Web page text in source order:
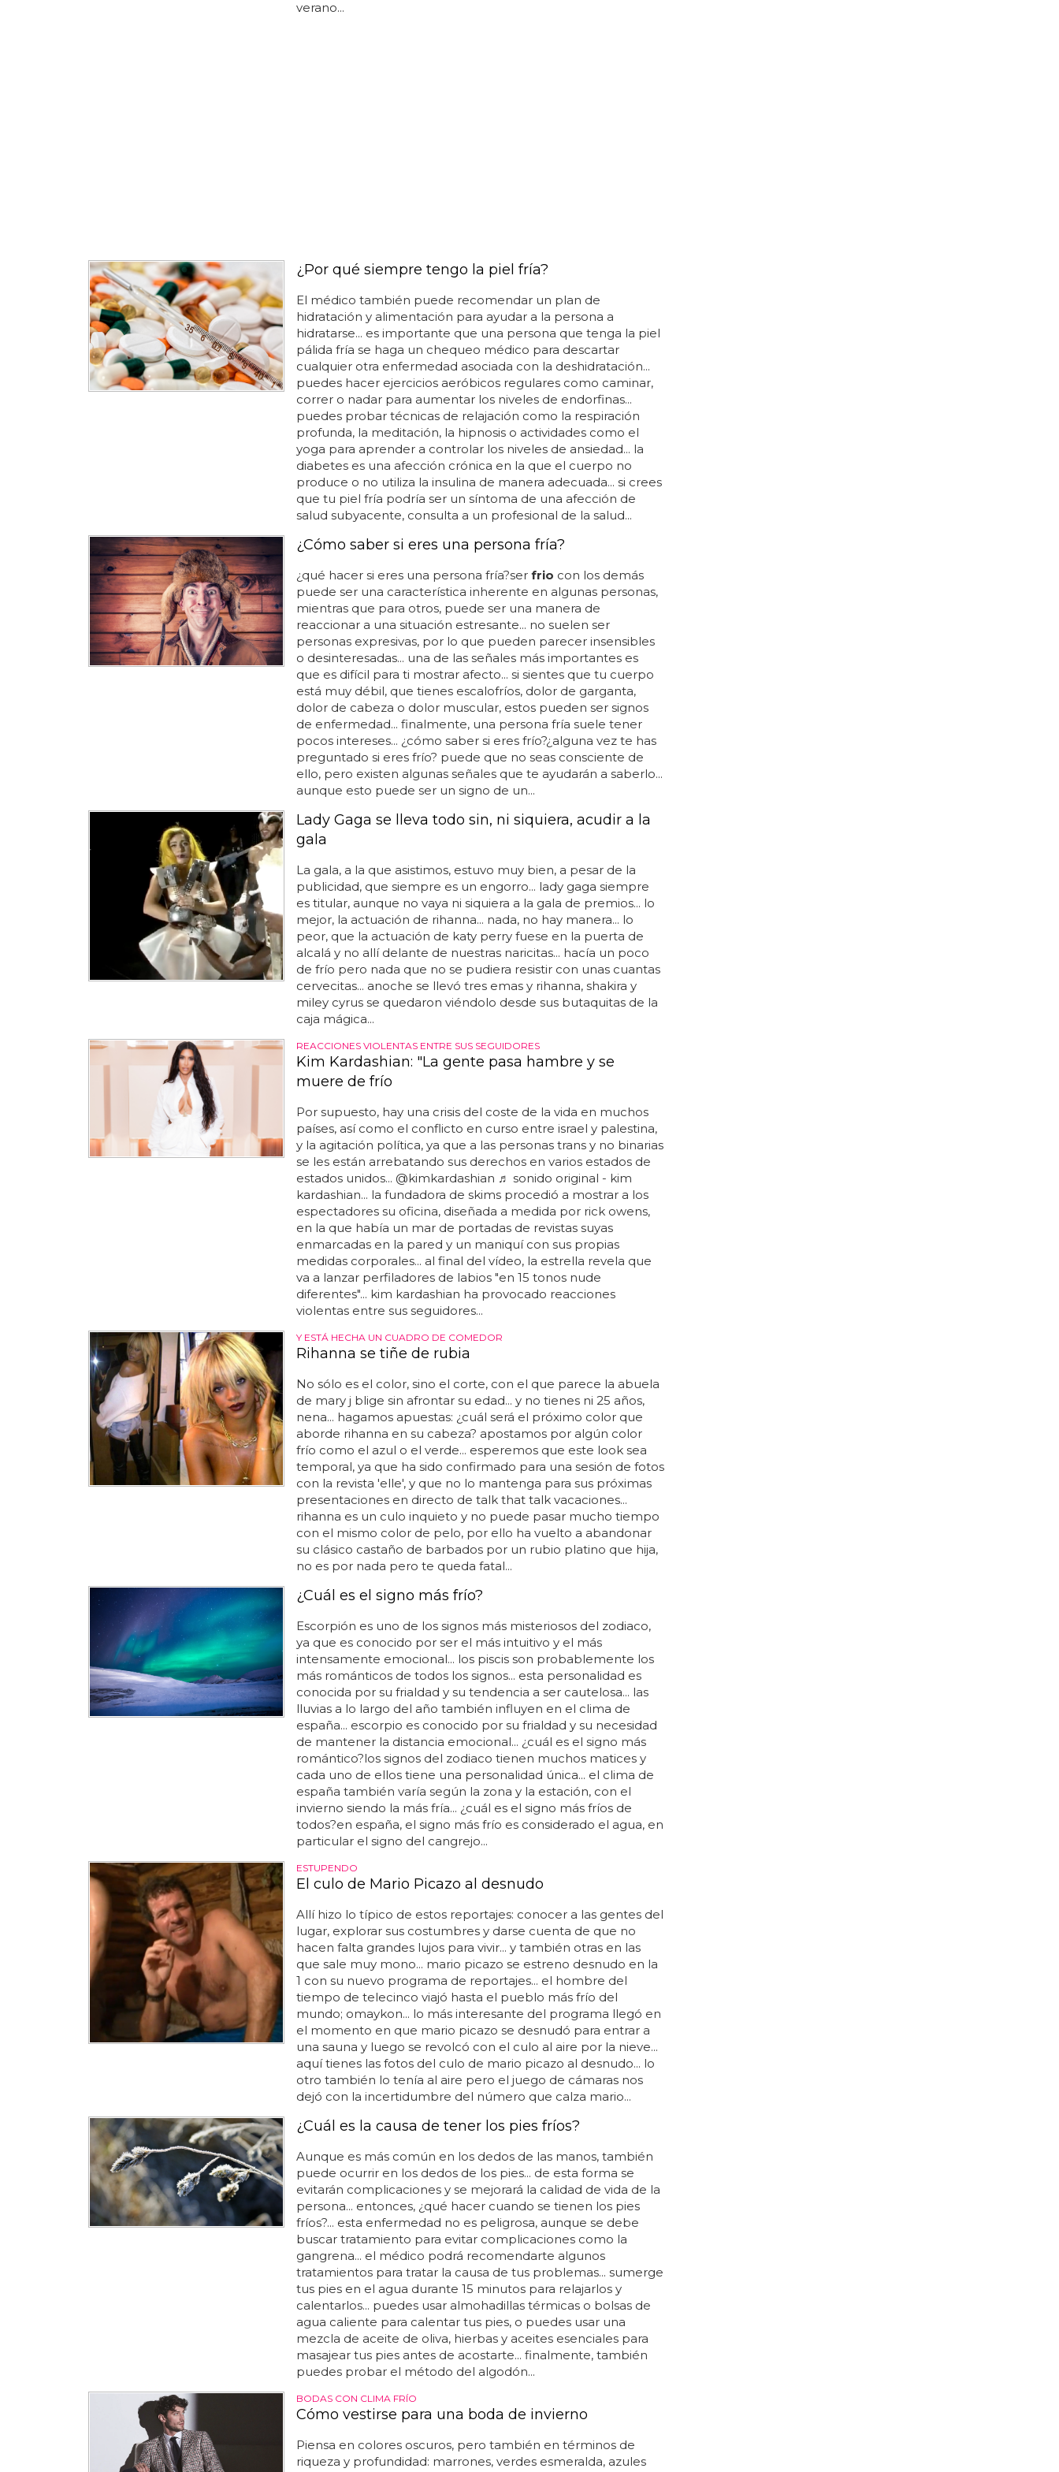
verano...
¿Por qué siempre tengo la piel fría?
El médico también puede recomendar un plan de
hidratación y alimentación para ayudar a la persona a
hidratarse... es importante que una persona que tenga la piel
pálida fría se haga un chequeo médico para descartar
cualquier otra enfermedad asociada con la deshidratación...
puedes hacer ejercicios aeróbicos regulares como caminar,
correr o nadar para aumentar los niveles de endorfinas...
puedes probar técnicas de relajación como la respiración
profunda, la meditación, la hipnosis o actividades como el
yoga para aprender a controlar los niveles de ansiedad... la
diabetes es una afección crónica en la que el cuerpo no
produce o no utiliza la insulina de manera adecuada... si crees
que tu piel fría podría ser un síntoma de una afección de
salud subyacente, consulta a un profesional de la salud...
¿Cómo saber si eres una persona fría?
¿qué hacer si eres una persona fría?ser frio con los demás
puede ser una característica inherente en algunas personas,
mientras que para otros, puede ser una manera de
reaccionar a una situación estresante... no suelen ser
personas expresivas, por lo que pueden parecer insensibles
o desinteresadas... una de las señales más importantes es
que es difícil para ti mostrar afecto... si sientes que tu cuerpo
está muy débil, que tienes escalofríos, dolor de garganta,
dolor de cabeza o dolor muscular, estos pueden ser signos
de enfermedad... finalmente, una persona fría suele tener
pocos intereses... ¿cómo saber si eres frío?¿alguna vez te has
preguntado si eres frío? puede que no seas consciente de
ello, pero existen algunas señales que te ayudarán a saberlo...
aunque esto puede ser un signo de un...
Lady Gaga se lleva todo sin, ni siquiera, acudir a la
gala
La gala, a la que asistimos, estuvo muy bien, a pesar de la
publicidad, que siempre es un engorro... lady gaga siempre
es titular, aunque no vaya ni siquiera a la gala de premios... lo
mejor, la actuación de rihanna... nada, no hay manera... lo
peor, que la actuación de katy perry fuese en la puerta de
alcalá y no allí delante de nuestras naricitas... hacía un poco
de frío pero nada que no se pudiera resistir con unas cuantas
cervecitas... anoche se llevó tres emas y rihanna, shakira y
miley cyrus se quedaron viéndolo desde sus butaquitas de la
caja mágica...
REACCIONES VIOLENTAS ENTRE SUS SEGUIDORES
Kim Kardashian: "La gente pasa hambre y se
muere de frío
Por supuesto, hay una crisis del coste de la vida en muchos
países, así como el conflicto en curso entre israel y palestina,
y la agitación política, ya que a las personas trans y no binarias
se les están arrebatando sus derechos en varios estados de
estados unidos... @kimkardashian ♬ sonido original - kim
kardashian... la fundadora de skims procedió a mostrar a los
espectadores su oficina, diseñada a medida por rick owens,
en la que había un mar de portadas de revistas suyas
enmarcadas en la pared y un maniquí con sus propias
medidas corporales... al final del vídeo, la estrella revela que
va a lanzar perfiladores de labios "en 15 tonos nude
diferentes"... kim kardashian ha provocado reacciones
violentas entre sus seguidores...
Y ESTÁ HECHA UN CUADRO DE COMEDOR
Rihanna se tiñe de rubia
No sólo es el color, sino el corte, con el que parece la abuela
de mary j blige sin afrontar su edad... y no tienes ni 25 años,
nena... hagamos apuestas: ¿cuál será el próximo color que
aborde rihanna en su cabeza? apostamos por algún color
frío como el azul o el verde... esperemos que este look sea
temporal, ya que ha sido confirmado para una sesión de fotos
con la revista 'elle', y que no lo mantenga para sus próximas
presentaciones en directo de talk that talk vacaciones...
rihanna es un culo inquieto y no puede pasar mucho tiempo
con el mismo color de pelo, por ello ha vuelto a abandonar
su clásico castaño de barbados por un rubio platino que hija,
no es por nada pero te queda fatal...
¿Cuál es el signo más frío?
Escorpión es uno de los signos más misteriosos del zodiaco,
ya que es conocido por ser el más intuitivo y el más
intensamente emocional... los piscis son probablemente los
más románticos de todos los signos... esta personalidad es
conocida por su frialdad y su tendencia a ser cautelosa... las
lluvias a lo largo del año también influyen en el clima de
españa... escorpio es conocido por su frialdad y su necesidad
de mantener la distancia emocional... ¿cuál es el signo más
romántico?los signos del zodiaco tienen muchos matices y
cada uno de ellos tiene una personalidad única... el clima de
españa también varía según la zona y la estación, con el
invierno siendo la más fría... ¿cuál es el signo más fríos de
todos?en españa, el signo más frío es considerado el agua, en
particular el signo del cangrejo...
ESTUPENDO
El culo de Mario Picazo al desnudo
Allí hizo lo típico de estos reportajes: conocer a las gentes del
lugar, explorar sus costumbres y darse cuenta de que no
hacen falta grandes lujos para vivir... y también otras en las
que sale muy mono... mario picazo se estreno desnudo en la
1 con su nuevo programa de reportajes... el hombre del
tiempo de telecinco viajó hasta el pueblo más frío del
mundo; omaykon... lo más interesante del programa llegó en
el momento en que mario picazo se desnudó para entrar a
una sauna y luego se revolcó con el culo al aire por la nieve...
aquí tienes las fotos del culo de mario picazo al desnudo... lo
otro también lo tenía al aire pero el juego de cámaras nos
dejó con la incertidumbre del número que calza mario...
¿Cuál es la causa de tener los pies fríos?
Aunque es más común en los dedos de las manos, también
puede ocurrir en los dedos de los pies... de esta forma se
evitarán complicaciones y se mejorará la calidad de vida de la
persona... entonces, ¿qué hacer cuando se tienen los pies
fríos?... esta enfermedad no es peligrosa, aunque se debe
buscar tratamiento para evitar complicaciones como la
gangrena... el médico podrá recomendarte algunos
tratamientos para tratar la causa de tus problemas... sumerge
tus pies en el agua durante 15 minutos para relajarlos y
calentarlos... puedes usar almohadillas térmicas o bolsas de
agua caliente para calentar tus pies, o puedes usar una
mezcla de aceite de oliva, hierbas y aceites esenciales para
masajear tus pies antes de acostarte... finalmente, también
puedes probar el método del algodón...
BODAS CON CLIMA FRÍO
Cómo vestirse para una boda de invierno
Piensa en colores oscuros, pero también en términos de
riqueza y profundidad: marrones, verdes esmeralda, azules